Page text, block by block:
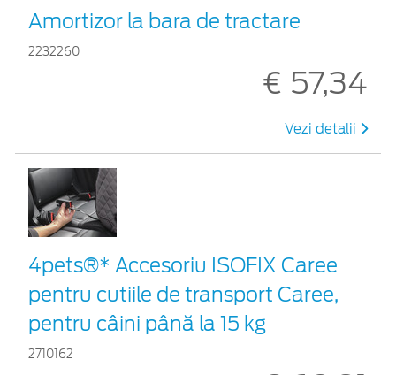
Amortizor la bara de tractare
2232260
€ 57,34
Vezi detalii
4pets®* Accesoriu ISOFIX Caree
pentru cutiile de transport Caree,
pentru câini până la 15 kg
2710162